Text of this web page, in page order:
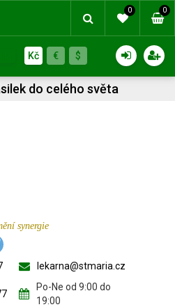
0 0
Kč € $
do celého světa
synergie
lekarna@stmaria.cz
Po-Ne od 9:00 do
19:00